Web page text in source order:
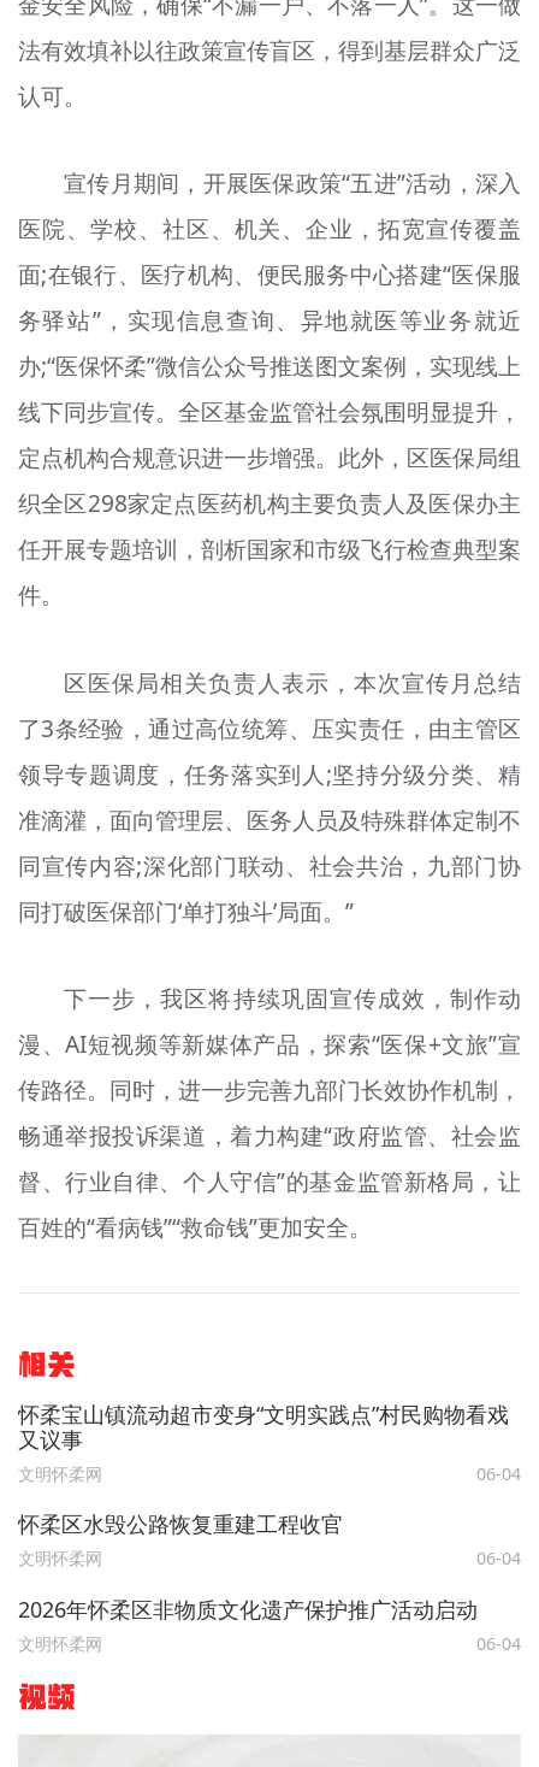
法有效填补以往政策宣传盲区，得到基层群众广泛
认可。
宣传月期间，开展医保政策“五进”活动，深入
医院、学校、社区、机关、企业，拓宽宣传覆盖
面;在银行、医疗机构、便民服务中心搭建“医保服
务驿站”，实现信息查询、异地就医等业务就近
办;“医保怀柔”微信公众号推送图文案例，实现线上
线下同步宣传。全区基金监管社会氛围明显提升，
定点机构合规意识进一步增强。此外，区医保局组
织全区298家定点医药机构主要负责人及医保办主
任开展专题培训，剖析国家和市级飞行检查典型案
件。
区医保局相关负责人表示，本次宣传月总结
了3条经验，通过高位统筹、压实责任，由主管区
领导专题调度，任务落实到人;坚持分级分类、精
准滴灌，面向管理层、医务人员及特殊群体定制不
同宣传内容;深化部门联动、社会共治，九部门协
同打破医保部门‘单打独斗’局面。”
下一步，我区将持续巩固宣传成效，制作动
漫、AI短视频等新媒体产品，探索“医保+文旅”宣
传路径。同时，进一步完善九部门长效协作机制，
畅通举报投诉渠道，着力构建“政府监管、社会监
督、行业自律、个人守信”的基金监管新格局，让
百姓的“看病钱”“救命钱”更加安全。
相关
怀柔宝山镇流动超市变身“文明实践点”村民购物看戏
又议事
文明怀柔网 06-04
怀柔区水毁公路恢复重建工程收官
文明怀柔网 06-04
2026年怀柔区非物质文化遗产保护推广活动启动
文明怀柔网 06-04
视频